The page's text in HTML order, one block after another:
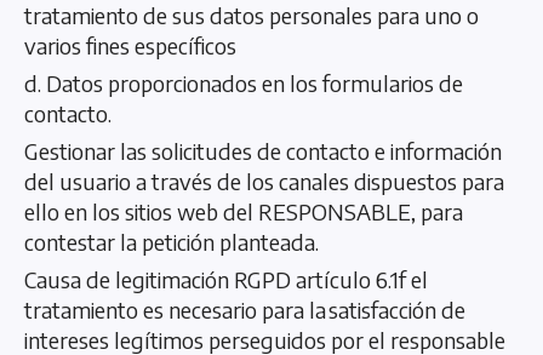
tratamiento de sus datos personales para uno o
varios fines específicos
d. Datos proporcionados en los formularios de
contacto.
Gestionar las solicitudes de contacto e información
del usuario a través de los canales dispuestos para
ello en los sitios web del RESPONSABLE, para
contestar la petición planteada.
Causa de legitimación RGPD artículo 6.1f el
tratamiento es necesario para la satisfacción de
intereses legítimos perseguidos por el responsable